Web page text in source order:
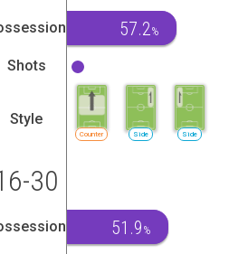
57.2%
Shots
Style
Counter Side Side
30
51.9 %